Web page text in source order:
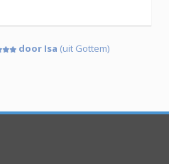
door Isa (uit Gottem)